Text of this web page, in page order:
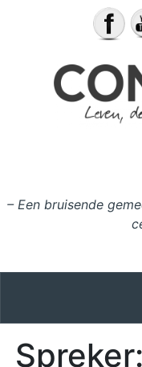
– Een bruisende
Spreker: